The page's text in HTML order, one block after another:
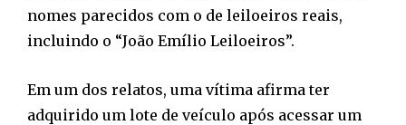
nomes parecidos com o de leiloeiros reais,
incluindo o “João Emílio Leiloeiros”.
Em um dos relatos, uma vítima afirma ter
adquirido um lote de veículo após acessar um